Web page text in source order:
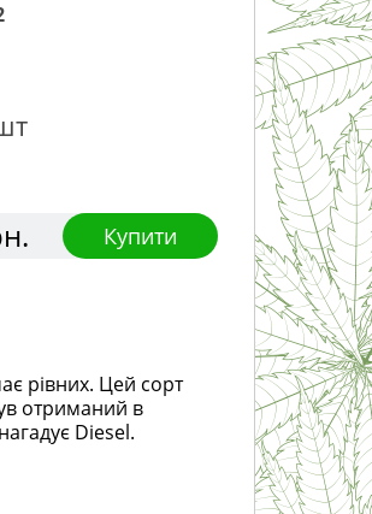
Купити
рівних. Цей сорт
отриманий в
Diesel.